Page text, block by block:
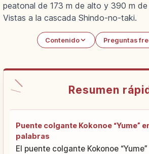
peatonal de 173 m de alto y 390 m de
Vistas a la cascada Shindo-no-taki.
Contenido Preguntas
Resumen
Puente colgante Kokonoe “Yume”
palabras
El puente colgante Kokonoe